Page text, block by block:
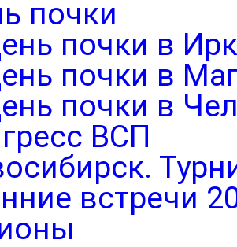
почки
почки в
почки в
почки в
ВСП
встречи